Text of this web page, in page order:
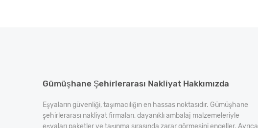
Gümüşhane Şehirlerarası Nakliyat Hakkımızda
Eşyaların güvenliği, taşımacılığın en hassas noktasıdır. Gümüşhane
şehirlerarası nakliyat firmaları, dayanıklı ambalaj malzemeleriyle
eşyaları paketler ve taşınma sırasında zarar görmesini engeller. Ayrıca